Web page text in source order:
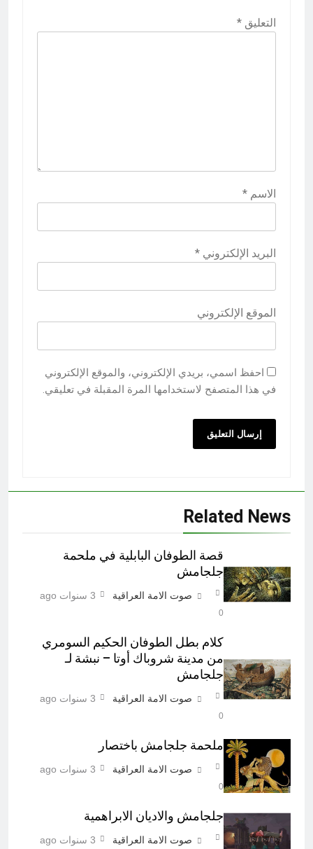
التعليق *
الاسم *
البريد الإلكتروني *
الموقع الإلكتروني
احفظ اسمي، بريدي الإلكتروني، والموقع الإلكتروني
في هذا المتصفح لاستخدامها المرة المقبلة في تعليقي.
Related News
قصة الطوفان البابلية في ملحمة
جلجامش
صوت الامة العراقية 3 سنوات ago
0
كلام بطل الطوفان الحكيم السومري
من مدينة شروباك أوتا – نبشة لـ
جلجامش
صوت الامة العراقية 3 سنوات ago
0
ملحمة جلجامش باختصار
صوت الامة العراقية 3 سنوات ago
0
جلجامش والاديان الابراهمية
صوت الامة العراقية 3 سنوات ago